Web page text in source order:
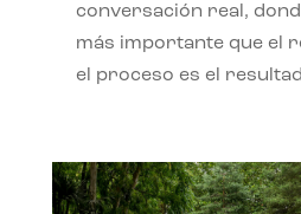
conversación real,
más importante que el
el proceso es el